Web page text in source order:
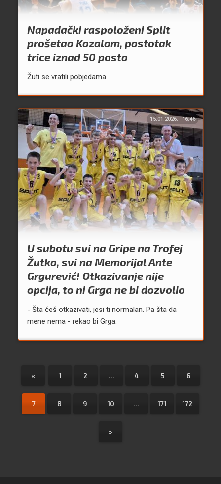
Napadački raspoloženi Split
prošetao Kozalom, postotak
trice iznad 50 posto
Žuti se vratili pobjedama
15.01.2026. 16:46
U subotu svi na Gripe na Trofej
Žutko, svi na Memorijal Ante
Grgurević! Otkazivanje nije
opcija, to ni Grga ne bi dozvolio
- Šta ćeš otkazivati, jesi ti normalan. Pa šta da
mene nema - rekao bi Grga.
« 1 2 ... 4 5 6
7 8 9 10 ... 171 172
»